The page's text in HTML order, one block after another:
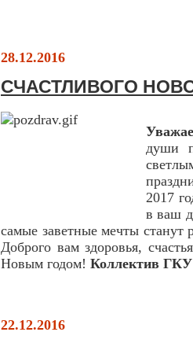
28.12.2016
СЧАСТЛИВОГО
души
2017
в ваш
самые заветные мечты станут
Доброго вам здоровья,
Новым годом! Коллектив
22.12.2016